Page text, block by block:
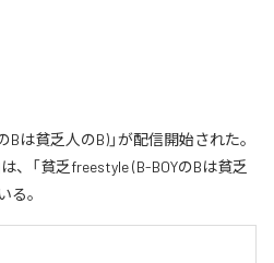
Bは貧乏人のB)」が配信開始された。
、「貧乏freestyle (B-BOYのBは貧乏
る。